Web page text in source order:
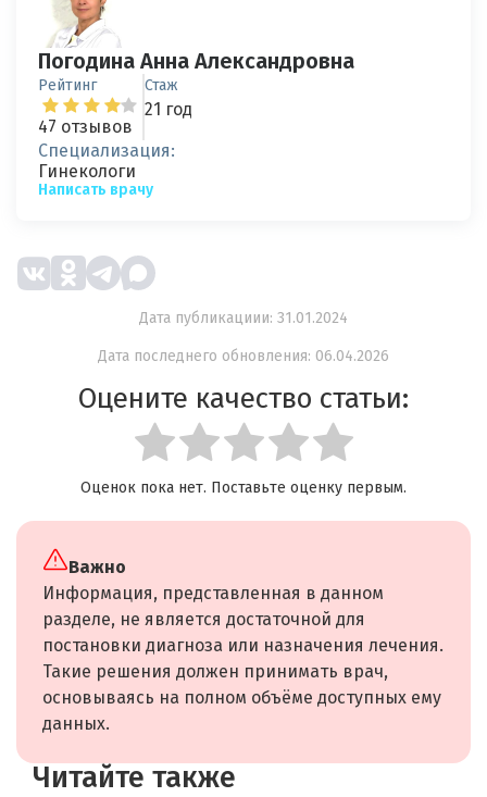
Погодина Анна Александровна
Рейтинг
47 отзывов
Стаж
21 год
Специализация:
Гинекологи
Написать врачу
Дата публикациии: 31.01.2024
Дата последнего обновления: 06.04.2026
Оцените качество статьи:
Оценок пока нет. Поставьте оценку первым.
Важно
Информация, представленная в данном
разделе, не является достаточной для
постановки диагноза или назначения лечения.
Такие решения должен принимать врач,
основываясь на полном объёме доступных ему
данных.
Читайте также